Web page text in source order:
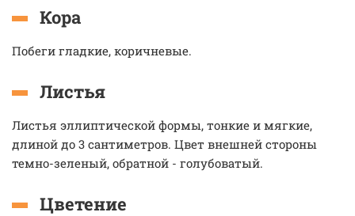
Кора
Побеги гладкие, коричневые.
Листья
Листья эллиптической формы, тонкие и мягкие,
длиной до 3 сантиметров. Цвет внешней стороны
темно-зеленый, обратной - голубоватый.
Цветение